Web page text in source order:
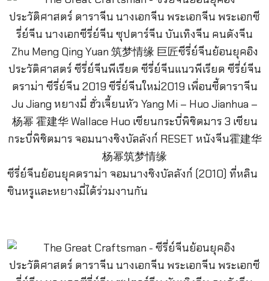
ซีรี่ย์จีนย้อนยุคดราม่า จอมนางชิงบัลลังก์ (2010) ที่หลิน
ซินหรูและหยางมี่ได้ร่วมงานกัน